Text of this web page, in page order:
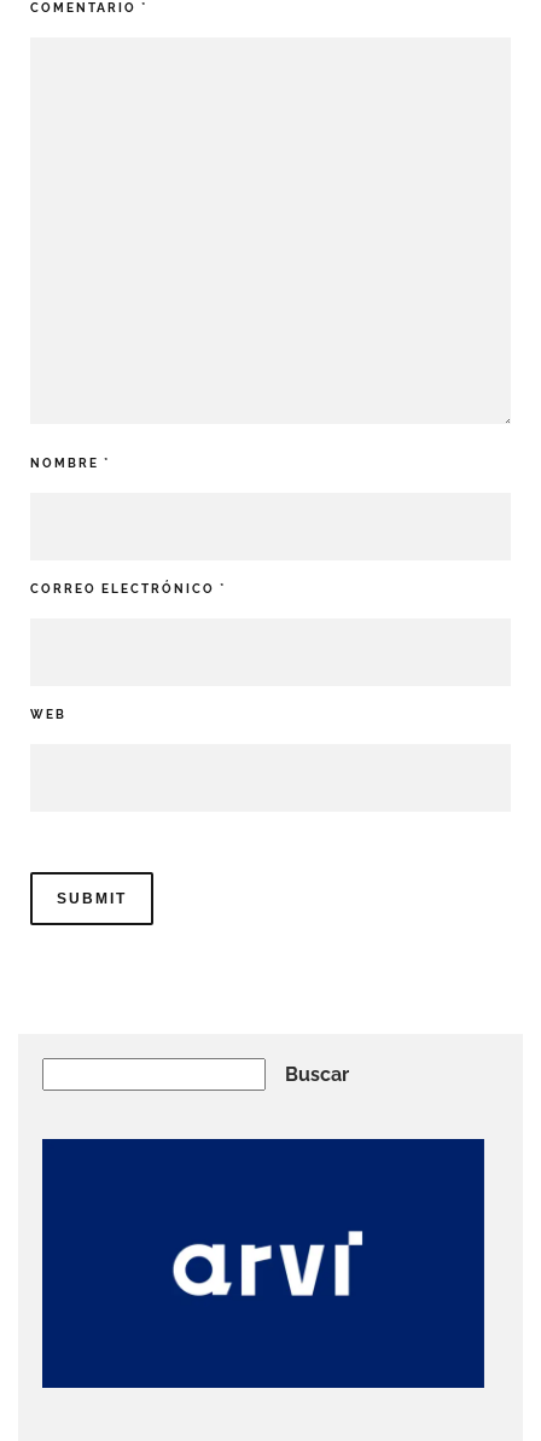
COMENTARIO *
NOMBRE *
CORREO ELECTRÓNICO *
WEB
Buscar